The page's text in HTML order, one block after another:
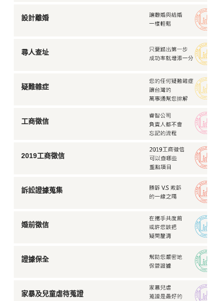
設計離婚
尋人查址
疑難雜症
工商徵信
2019工商徵信
訴訟證據蒐集
婚前徵信
證據保全
家暴及兒童虐待蒐證